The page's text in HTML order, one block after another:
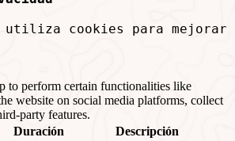
cookies para mejorar
to perform certain functionalities like
website on social media platforms, collect
party features.
Duración Descripción